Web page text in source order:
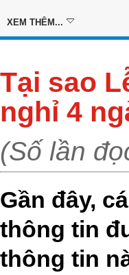
XEM THÊM...
Tại sao
nghỉ 4
(Số lần
Gần đây,
thông tin
thông tin